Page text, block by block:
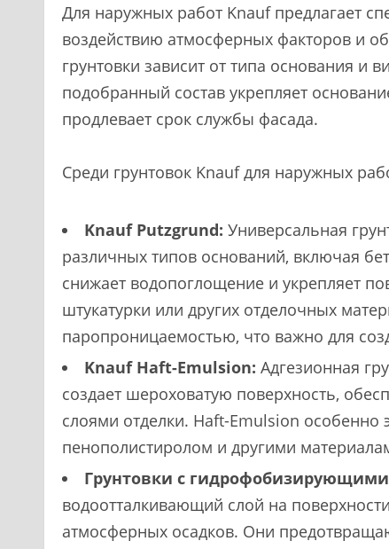
Для наружных работ Knauf предлагает
воздействию атмосферных факторов и
грунтовки зависит от типа основания и
подобранный состав укрепляет
продлевает срок службы фасада.
Среди грунтовок Knauf для наружных
Knauf Putzgrund: Универсальная
различных типов оснований, включая
снижает водопоглощение и укрепляет
штукатурки или других отделочных
паропроницаемостью, что важно для
Knauf Haft-Emulsion: Адгезионная
создает шероховатую поверхность,
слоями отделки. Haft-Emulsion особенно
пенополистиролом и другими
Грунтовки с
водоотталкивающий слой на
атмосферных осадков. Они